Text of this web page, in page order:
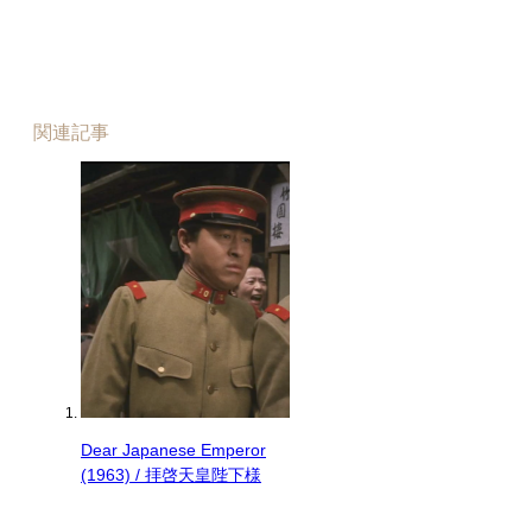
関連記事
Dear Japanese Emperor
(1963) / 拝啓天皇陛下様